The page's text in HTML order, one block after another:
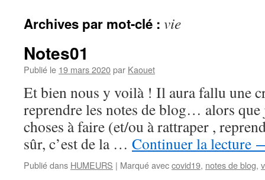
Archives par mot-clé : vie
Notes01
Publié le 19 mars 2020par Kaouet
Et bien nous y voilà ! Il aura fallu une
reprendre les notes de blog… alors que
choses à faire (et/ou à rattraper ,
sûr, c’est de la … Continuer la lecture
Publié dans HUMEURS | Marqué aveccovid19, notes de blog,